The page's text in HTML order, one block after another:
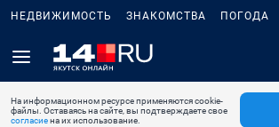
НЕДВИЖИМОСТЬ ЗНАКОМСТВА ПОГОДА
На информационном ресурсе применяются cookie-
файлы. Оставаясь на сайте, вы подтверждаете свое
согласиена их использование.